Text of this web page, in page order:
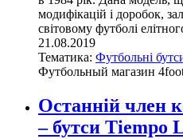
модифікацій і доробок,
світовому футболі
21.08.2019
Тематика: Футбольні
Футбольный магазин
Останній член
– бутси Tiempo